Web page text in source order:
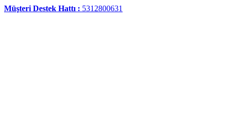
Müşteri Destek Hattı : 5312800631